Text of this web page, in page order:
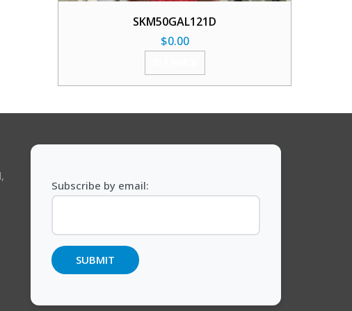
SKM50GAL121D
$0.00
Subscribe by email: